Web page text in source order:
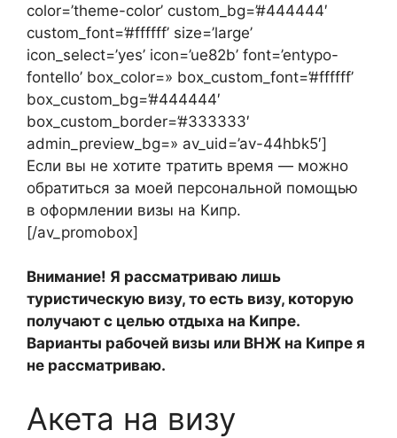
color=’theme-color’ custom_bg=’#444444′
custom_font=’#ffffff’ size=’large’
icon_select=’yes’ icon=’ue82b’ font=’entypo-
fontello’ box_color=» box_custom_font=’#ffffff’
box_custom_bg=’#444444′
box_custom_border=’#333333′
admin_preview_bg=» av_uid=’av-44hbk5′]
Если вы не хотите тратить время — можно
обратиться за моей персональной помощью
в оформлении визы на Кипр.
[/av_promobox]
Внимание! Я рассматриваю лишь
туристическую визу, то есть визу, которую
получают с целью отдыха на Кипре.
Варианты рабочей визы или ВНЖ на Кипре я
не рассматриваю.
Акета на визу